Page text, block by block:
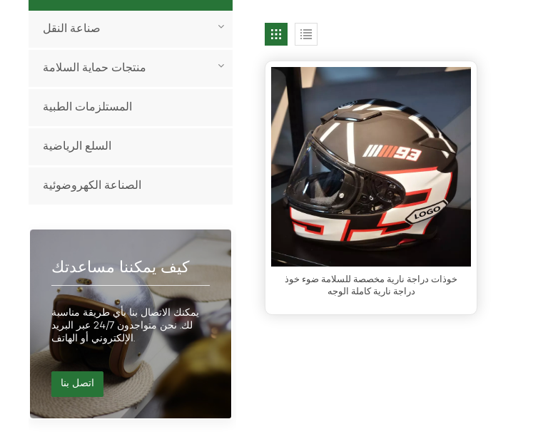
خوذات دراجة نارية مخصصة للسلامة ضوء خوذ
دراجة نارية كاملة الوجه
صناعة النقل
منتجات حماية السلامة
المستلزمات الطبية
السلع الرياضية
الصناعة الكهروضوئية
كيف يمكننا مساعدتك
يمكنك الاتصال بنا بأي طريقة مناسبة
لك. نحن متواجدون 24/7 عبر البريد
الإلكتروني أو الهاتف.
اتصل بنا